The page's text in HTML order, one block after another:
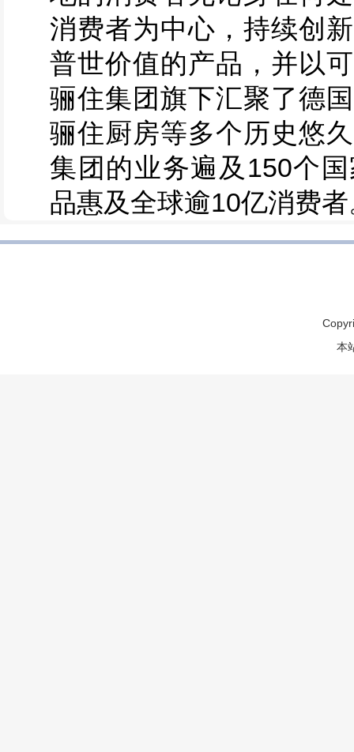
消费者为中心，持续创
普世价值的产品，并以
骊住集团旗下汇聚了德
骊住厨房等多个历史悠
集团的业务遍及150个
品惠及全球逾10亿消费
本